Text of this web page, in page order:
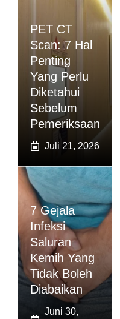
PET CT
Scan: 7 Hal
Penting
Yang Perlu
Diketahui
Sebelum
Pemeriksaan
Juli 21, 2026
7 Gejala
Infeksi
Saluran
Kemih Yang
Tidak Boleh
Diabaikan
Juni 30,